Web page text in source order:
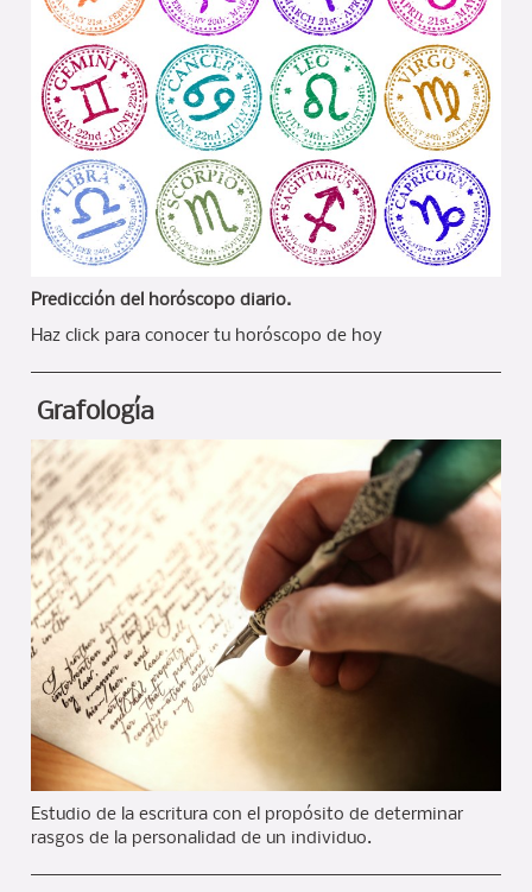
Predicción del horóscopo diario.
Haz click para conocer tu horóscopo de hoy
Grafología
Estudio de la escritura con el propósito de determinar
rasgos de la personalidad de un individuo.